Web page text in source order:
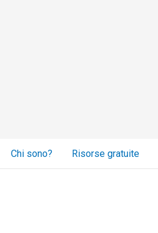
Chi sono? Risorse gratuite